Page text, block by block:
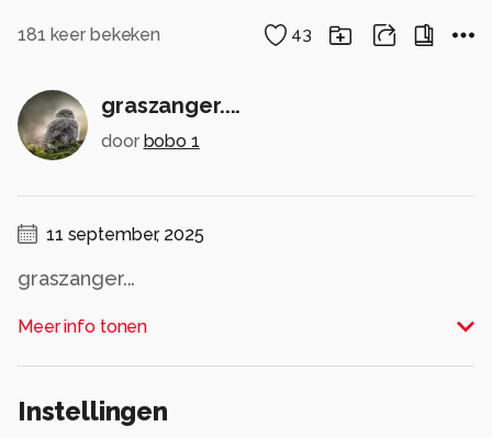
181 keer bekeken 43
graszanger....
door bobo 1
11 september, 2025
graszanger...
Alle rechten voorbehouden
Meer info tonen
Instellingen